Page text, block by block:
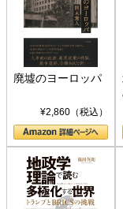
廃墟のヨーロッパ
¥2,860（税込）